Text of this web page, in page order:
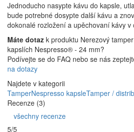
Jednoducho nasypte kávu do kapsle,
bude potrebné dosypte další kávu a
dokonalé rozložení a upěchovaní kávy v
Máte dotaz k produktu Nerezový
kapslích Nespresso® - 24 mm?
Podívejte se do FAQ nebo se nás
na dotazy
Najdete v kategorii
TamperNespresso kapsleTamper /
Recenze (3)
všechny recenze
5/5